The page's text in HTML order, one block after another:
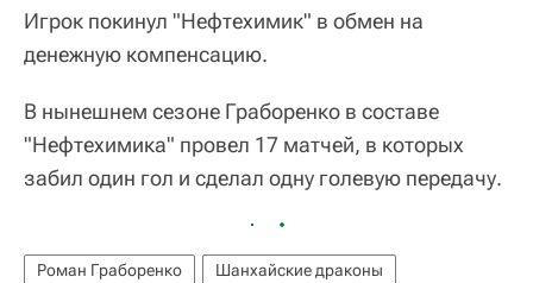
Игрок покинул "Нефтехимик" в обмен на
денежную компенсацию.
В нынешнем сезоне Граборенко в составе
"Нефтехимика" провел 17 матчей, в которых
забил один гол и сделал одну голевую передачу.
Роман Граборенко
Шанхайские драконы